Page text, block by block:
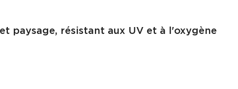
paysage, résistant aux UV et à l'oxygène